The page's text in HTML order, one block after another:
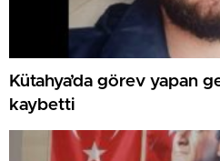
Kütahya’da görev yapan
kaybetti